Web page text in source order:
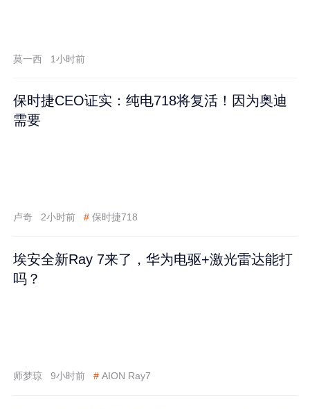
莫一西 1小时前
保时捷CEO证实：纯电718将复活！因为奥迪
需要
卢奇 2小时前 # 保时捷718
埃安全新Ray 7来了，华为电驱+激光雷达能打
吗？
师梦琼 9小时前 # AION Ray7